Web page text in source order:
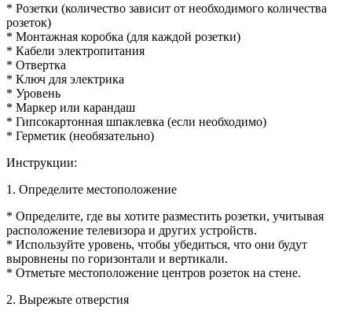
* Розетки (количество зависит от необходимого количества
розеток)
* Монтажная коробка (для каждой розетки)
* Кабели электропитания
* Отвертка
* Ключ для электрика
* Уровень
* Маркер или карандаш
* Гипсокартонная шпаклевка (если необходимо)
* Герметик (необязательно)
Инструкции:
1. Определите местоположение
* Определите, где вы хотите разместить розетки, учитывая
расположение телевизора и других устройств.
* Используйте уровень, чтобы убедиться, что они будут
выровнены по горизонтали и вертикали.
* Отметьте местоположение центров розеток на стене.
2. Вырежьте отверстия